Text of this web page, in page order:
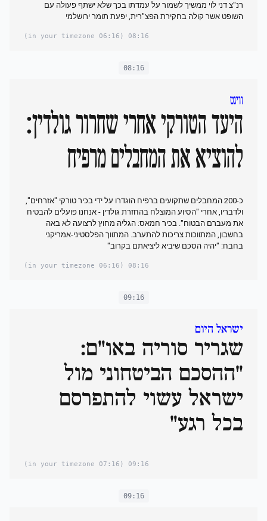
רנ"צ דני לוי ממשיך לשמור על עמדתו בכך שלא ישתף פעולה עם
השופט אשר קולה בחקירת הפצ"רית, יפעת תומר ירושלמי
08:16
(06:16 in your timezone)
08:16
ווינט
היעד הטורקי אחרי שחרור גולדין:
להוציא את המחבלים מרפיח
כ-200 המחבלים שתקועים ברפיח הוגדרו על ידי בכיר טורקי "אזרחים",
ולדבריו, אחרי "הסיוע המוצלח בהחזרת גולדין - אנחנו פועלים להבטיח
את מעברם הבטוח". בכיר חמאס: הגליה מחוץ לרצועה לא באה
בחשבון, המתווכות צריכות להתערב. המתווך הפלסטיני-אמריקני
בחבח: "יהיה הסכם שיביא ליציאתם בקרוב"
08:16
(06:16 in your timezone)
09:16
ישראל היום
שגריר סוריה באו"ם:
"ההסכם הביטחוני מול
ישראל עשוי להתפרסם
בכל רגע"
09:16
(07:16 in your timezone)
09:16